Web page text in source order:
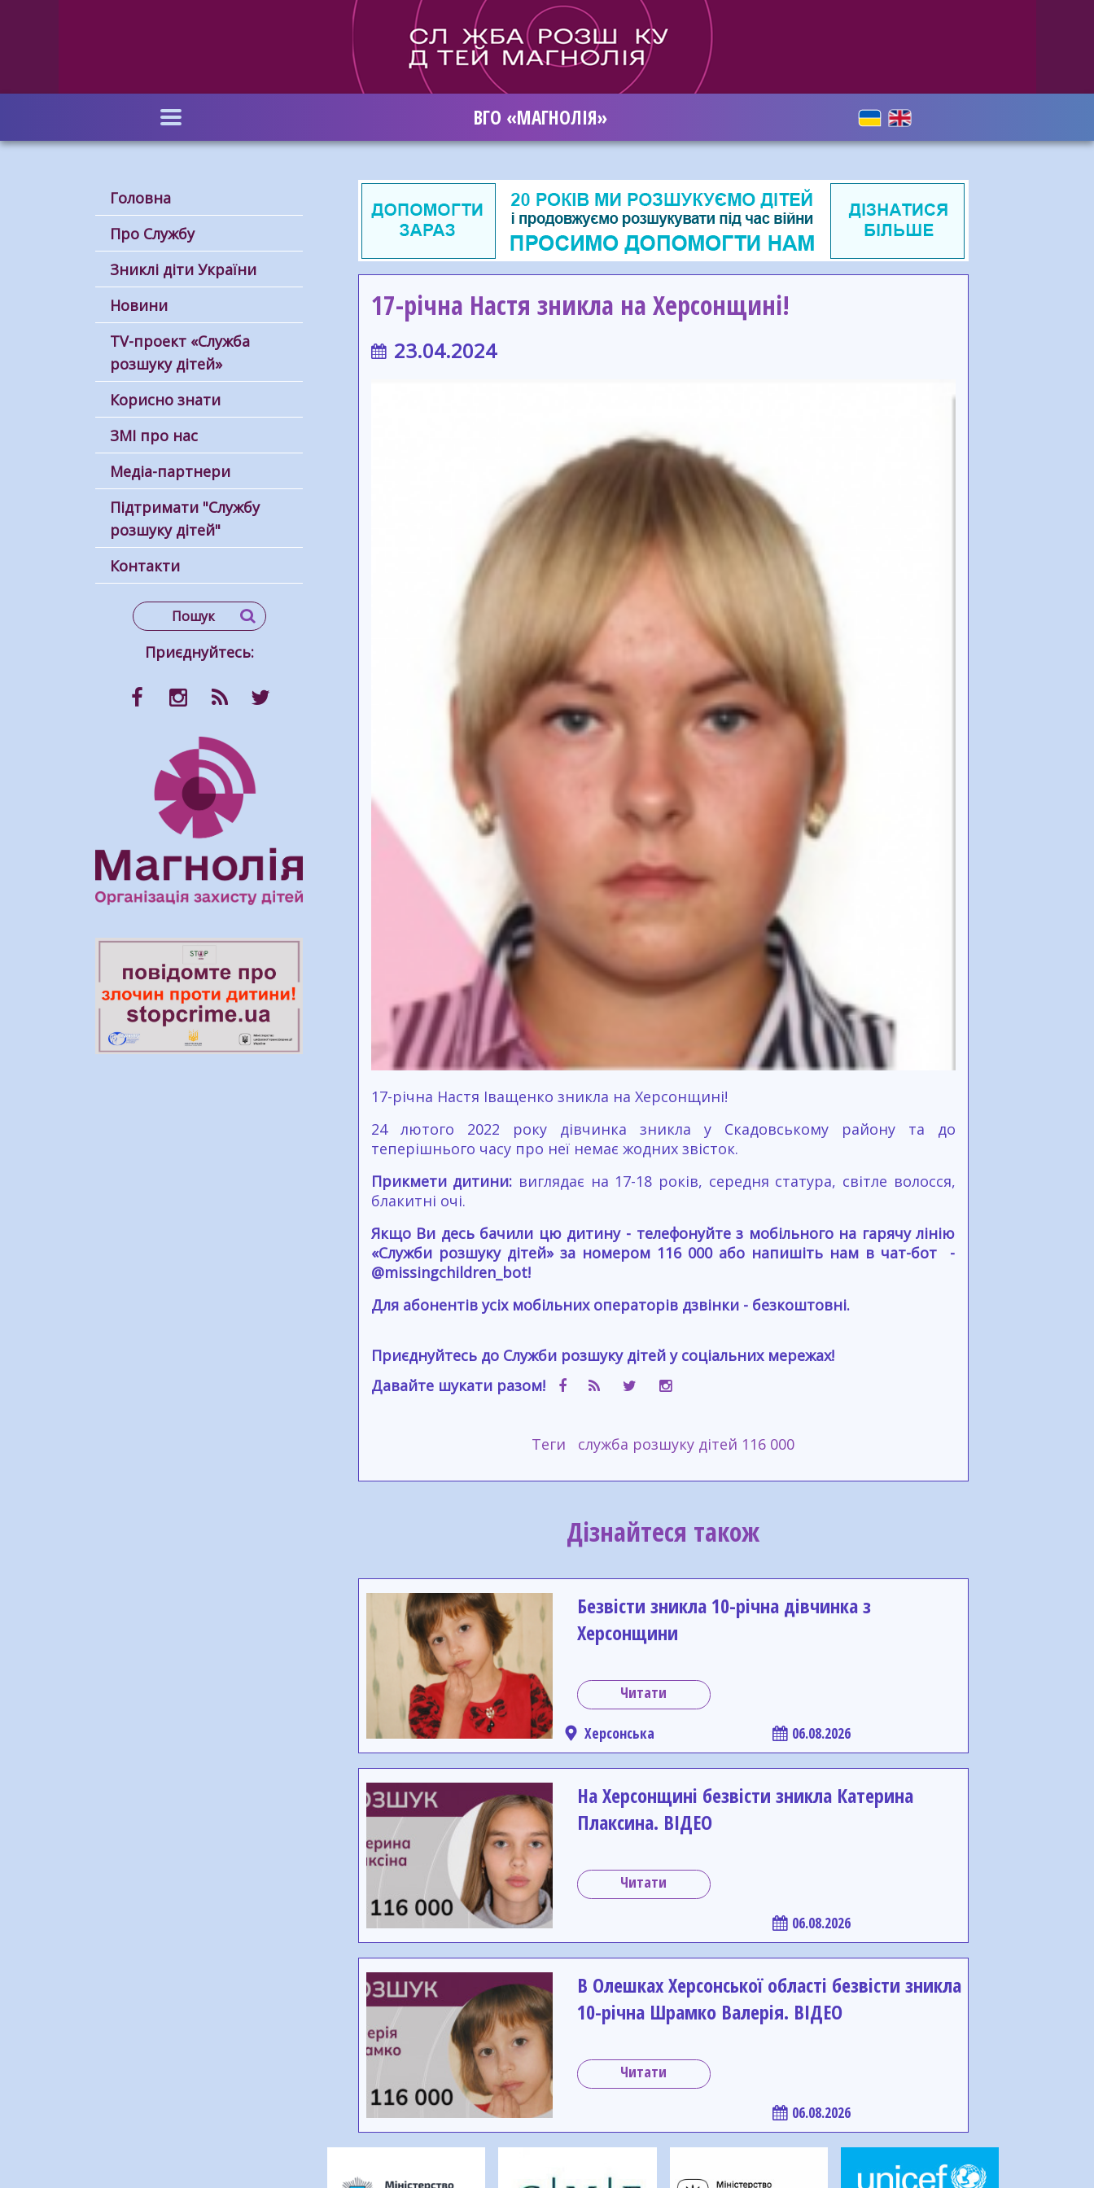
ВГО «МАГНОЛІЯ»
Головна
Про Службу
Зниклі діти України
Новини
ТV-проект «Служба
розшуку дітей»
Корисно знати
ЗМІ про нас
Медіа-партнери
Підтримати "Службу
розшуку дітей"
Контакти
Приєднуйтесь:
17-річна Настя зникла на Херсонщині!
23.04.2024
17-річна Настя Іващенко зникла на Херсонщині!
24 лютого 2022 року дівчинка зникла у Скадовському району та до
теперішнього часу про неї немає жодних звісток.
Прикмети дитини: виглядає на 17-18 років, середня статура, світле волосся,
блакитні очі.
Якщо Ви десь бачили цю дитину - телефонуйте з мобільного на гарячу лінію
«Служби розшуку дітей» за номером 116 000 або напишіть нам в чат-бот -
@missingchildren_bot!
Для абонентів усіх мобільних операторів дзвінки - безкоштовні.
Приєднуйтесь до Служби розшуку дітей у соціальних мережах!
Давайте шукати разом!
Теги служба розшуку дітей 116 000
Дізнайтеся також
Безвісти зникла 10-річна дівчинка з
Херсонщини
Читати
Херсонська 06.08.2026
На Херсонщині безвісти зникла Катерина
Плаксина. ВІДЕО
Читати
06.08.2026
В Олешках Херсонської області безвісти зникла
10-річна Шрамко Валерія. ВІДЕО
Читати
06.08.2026